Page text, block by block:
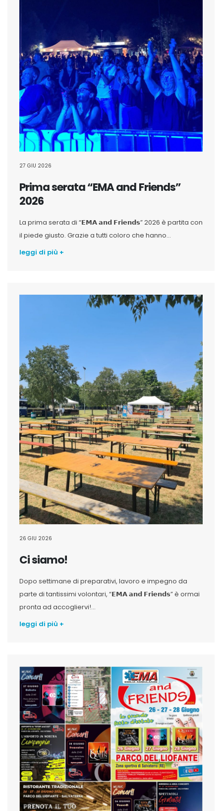
27 GIU 2026
Prima serata “EMA and Friends”
2026
La prima serata di “𝗘𝗠𝗔 𝗮𝗻𝗱 𝗙𝗿𝗶𝗲𝗻𝗱𝘀” 2026 è partita con
il piede giusto. Grazie a tutti coloro che hanno...
leggi di più +
26 GIU 2026
Ci siamo!
Dopo settimane di preparativi, lavoro e impegno da
parte di tantissimi volontari, “𝗘𝗠𝗔 𝗮𝗻𝗱 𝗙𝗿𝗶𝗲𝗻𝗱𝘀” è ormai
pronta ad accogliervi!...
leggi di più +